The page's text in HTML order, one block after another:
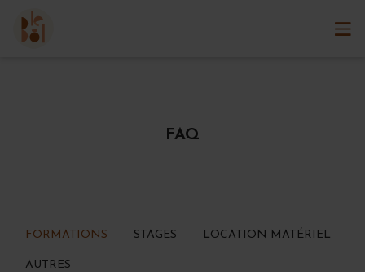
FAQ
FORMATIONS STAGES LOCATION MATÉRIEL
AUTRES